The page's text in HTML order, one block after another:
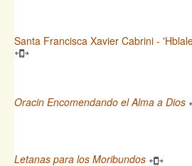
Santa Francisca Xavier Cabrini -
Oracin Encomendando el Alma a Dios
Letanas para los Moribundos